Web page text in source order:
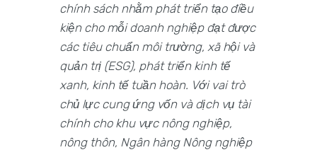
chính sách nhằm phát triển tạo điều
kiện cho mỗi doanh nghiệp đạt được
các tiêu chuẩn môi trường, xã hội và
quản trị (ESG), phát triển kinh tế
xanh, kinh tế tuần hoàn. Với vai trò
chủ lực cung ứng vốn và dịch vụ tài
chính cho khu vực nông nghiệp,
nông thôn, Ngân hàng Nông nghiệp